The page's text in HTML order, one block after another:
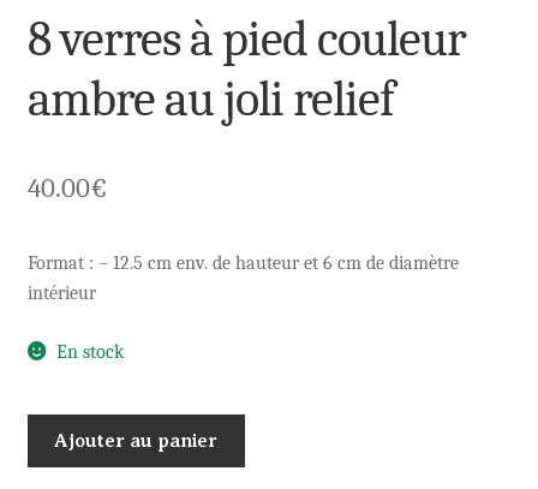
8 verres à pied couleur
ambre au joli relief
40.00€
Format : – 12.5 cm env. de hauteur et 6 cm de diamètre
intérieur
En stock
Ajouter au panier